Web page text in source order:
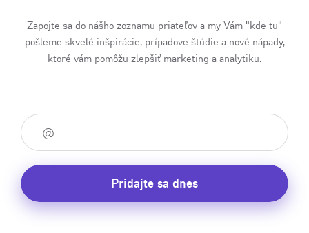
Zapojte sa do nášho zoznamu priateľov a my Vám "kde tu"
pošleme skvelé inšpirácie, prípadove štúdie a nové nápady,
ktoré vám pomôžu zlepšiť marketing a analytiku.
Pridajte sa dnes